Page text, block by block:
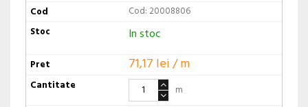
Cod: 20008806
In stoc
71,17 lei / m
m